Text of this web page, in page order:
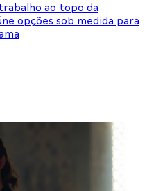
ao topo da
opções sob medida para